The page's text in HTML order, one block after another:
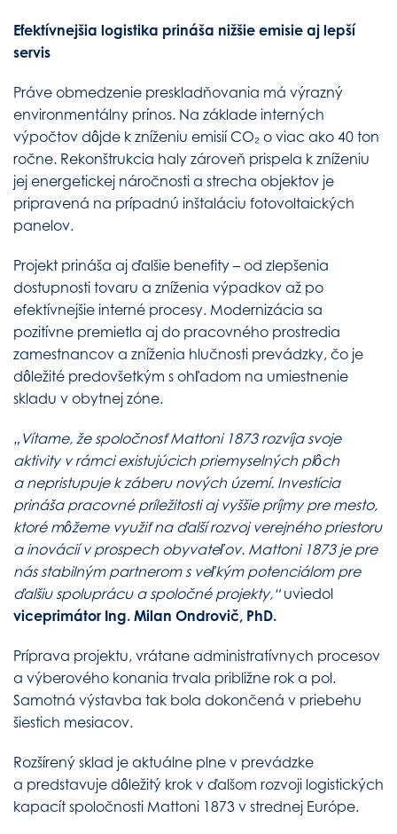
Efektívnejšia logistika prináša nižšie emisie aj lepší
servis
Práve obmedzenie preskladňovania má výrazný
environmentálny prínos. Na základe interných
výpočtov dôjde k zníženiu emisií CO₂ o viac ako 40 ton
ročne. Rekonštrukcia haly zároveň prispela k zníženiu
jej energetickej náročnosti a strecha objektov je
pripravená na prípadnú inštaláciu fotovoltaických
panelov.
Projekt prináša aj ďalšie benefity – od zlepšenia
dostupnosti tovaru a zníženia výpadkov až po
efektívnejšie interné procesy. Modernizácia sa
pozitívne premietla aj do pracovného prostredia
zamestnancov a zníženia hlučnosti prevádzky, čo je
dôležité predovšetkým s ohľadom na umiestnenie
skladu v obytnej zóne.
„Vítame, že spoločnosť Mattoni 1873 rozvíja svoje
aktivity v rámci existujúcich priemyselných plôch
a nepristupuje k záberu nových území. Investícia
prináša pracovné príležitosti aj vyššie príjmy pre mesto,
ktoré môžeme využiť na ďalší rozvoj verejného priestoru
a inovácií v prospech obyvateľov. Mattoni 1873 je pre
nás stabilným partnerom s veľkým potenciálom pre
ďalšiu spoluprácu a spoločné projekty,“ uviedol
viceprimátor Ing. Milan Ondrovič, PhD.
Príprava projektu, vrátane administratívnych procesov
a výberového konania trvala približne rok a pol.
Samotná výstavba tak bola dokončená v priebehu
šiestich mesiacov.
Rozšírený sklad je aktuálne plne v prevádzke
a predstavuje dôležitý krok v ďalšom rozvoji logistických
kapacít spoločnosti Mattoni 1873 v strednej Európe.